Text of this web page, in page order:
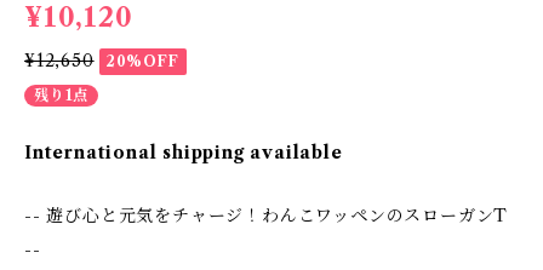
¥10,120
¥12,650
20%OFF
残り1点
International shipping available
-- 遊び心と元気をチャージ！わんこワッペンのスローガンT
--